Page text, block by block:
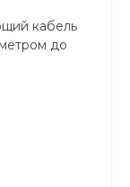
кабель
до